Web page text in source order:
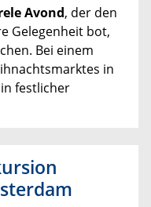
Avond, der den
Gelegenheit bot,
Bei einem
in
festlicher